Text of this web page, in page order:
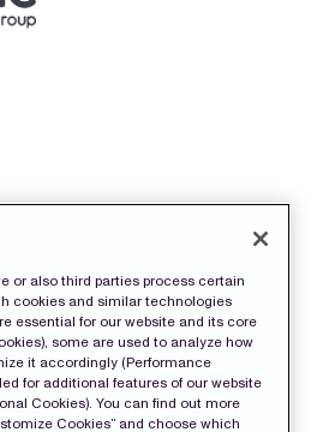
or also third parties process certain
cookies and similar technologies
essential for our website and its core
some are used to analyze how
it accordingly (Performance
for additional features of our website
Cookies). You can find out more
Cookies” and choose which